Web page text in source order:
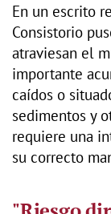
En un escrito
Consistorio
atraviesan el
importante
caídos o
sedimentos y
requiere una
su correcto